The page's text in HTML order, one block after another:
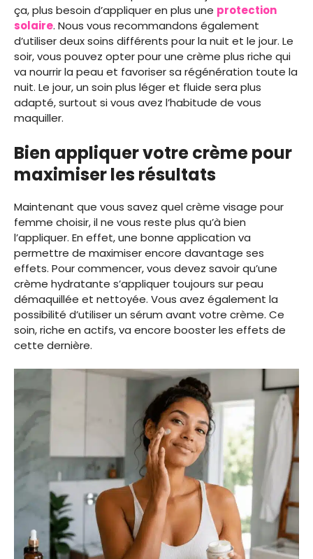
ça, plus besoin d’appliquer en plus une protection
solaire. Nous vous recommandons également
d’utiliser deux soins différents pour la nuit et le jour. Le
soir, vous pouvez opter pour une crème plus riche qui
va nourrir la peau et favoriser sa régénération toute la
nuit. Le jour, un soin plus léger et fluide sera plus
adapté, surtout si vous avez l’habitude de vous
maquiller.
Bien appliquer votre crème pour
maximiser les résultats
Maintenant que vous savez quel crème visage pour
femme choisir, il ne vous reste plus qu’à bien
l’appliquer. En effet, une bonne application va
permettre de maximiser encore davantage ses
effets. Pour commencer, vous devez savoir qu’une
crème hydratante s’appliquer toujours sur peau
démaquillée et nettoyée. Vous avez également la
possibilité d’utiliser un sérum avant votre crème. Ce
soin, riche en actifs, va encore booster les effets de
cette dernière.